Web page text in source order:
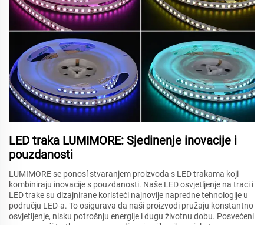
LED traka LUMIMORE: Sjedinenje inovacije i
pouzdanosti
LUMIMORE se ponosí stvaranjem proizvoda s LED trakama koji
kombiniraju inovacije s pouzdanosti. Naše LED osvjetljenje na traci i
LED trake su dizajnirane koristeći najnovije napredne tehnologije u
području LED-a. To osigurava da naši proizvodi pružaju konstantno
osvjetljenje, nisku potrošnju energije i dugu životnu dobu. Posvećeni